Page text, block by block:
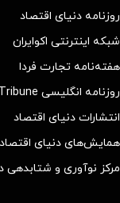
روزنامه دنیای اقتصاد
شبکه اینترنتی اکوایران
هفته‌نامه تجارت فردا
روزنامه انگلیسی Financial Tribune
انتشارات دنیای اقتصاد
همایش‌های دنیای اقتصاد
مرکز نوآوری و شتابدهی